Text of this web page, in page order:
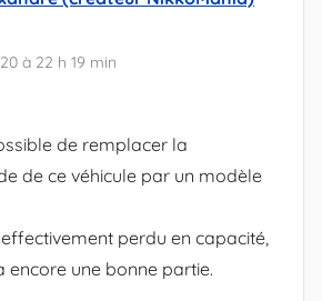
à 22 h 19 min
de remplacer la
de ce véhicule par un modèle
perdu en capacité,
encore une bonne partie.